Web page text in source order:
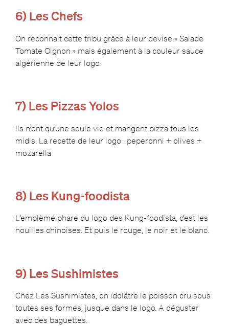
6) Les Chefs
On reconnait cette tribu grâce à leur devise « Salade
Tomate Oignon » mais également à la couleur sauce
algérienne de leur logo.
7) Les Pizzas Yolos
Ils n’ont qu’une seule vie et mangent pizza tous les
midis. La recette de leur logo : peperonni + olives +
mozarella
8) Les Kung-foodista
L’emblème phare du logo des Kung-foodista, c’est les
nouilles chinoises. Et puis le rouge, le noir et le blanc.
9) Les Sushimistes
Chez Les Sushimistes, on idolâtre le poisson cru sous
toutes ses formes, jusque dans le logo. A déguster
avec des baguettes.